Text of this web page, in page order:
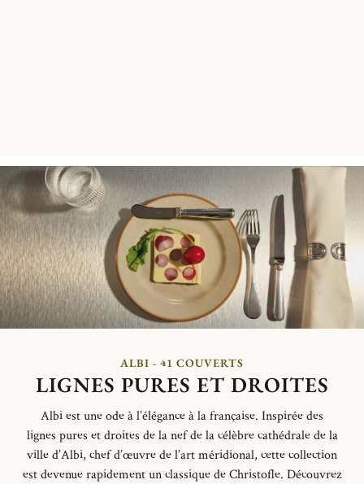
ALBI - 41 COUVERTS
LIGNES PURES ET DROITES
Albi est une ode à l’élégance à la française. Inspirée des
lignes pures etdroites de la nef de la célèbre cathédrale de la
ville d’Albi, chef d’œuvre de l’art méridional, cette collection
est devenuerapidement un classique de Christofle. Découvrez